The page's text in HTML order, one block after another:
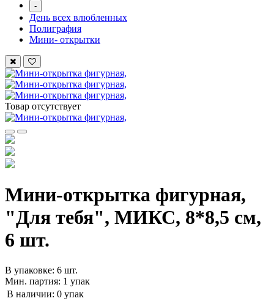
-
День всех влюбленных
Полиграфия
Мини- открытки
Товар отсутствует
Мини-открытка фигурная,
"Для тебя", МИКС, 8*8,5 см,
6 шт.
В упаковке: 6 шт.
Мин. партия: 1 упак
В наличии: 0 упак